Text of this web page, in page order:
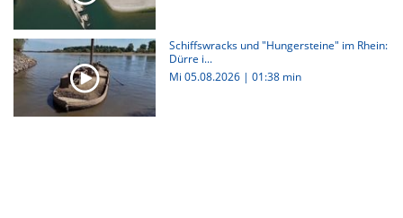
Schiffswracks und "Hungersteine" im Rhein:
Dürre i...
Mi 05.08.2026 | 01:38 min